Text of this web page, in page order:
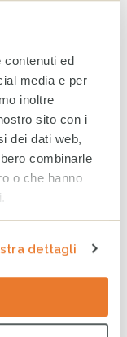
contenuti ed
media e per
inoltre
sito con i
dei dati web,
combinarle
o che hanno
dettagli
a Roma la
dell’Indice
e la cura
Italia
2026, la